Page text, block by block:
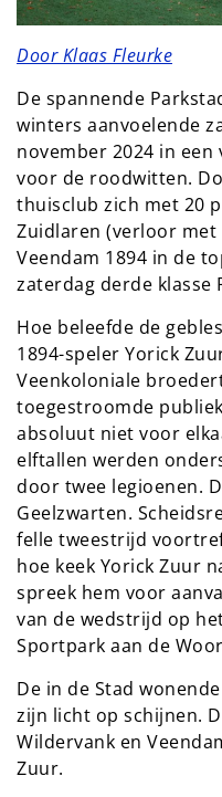
Door Klaas Fleurke
De spannende
winters aanvoelende
november 2024 in
voor de roodwitten.
thuisclub zich met 20
Zuidlaren (verloor met
Veendam 1894 in de
zaterdag derde klasse
Hoe beleefde de
1894-speler Yorick
Veenkoloniale
toegestroomde
absoluut niet voor
elftallen werden
door twee legioenen.
Geelzwarten.
felle tweestrijd
hoe keek Yorick Zuur
spreek hem voor
van de wedstrijd op
Sportpark aan de
De in de Stad
zijn licht op schijnen.
Wildervank en
Zuur.